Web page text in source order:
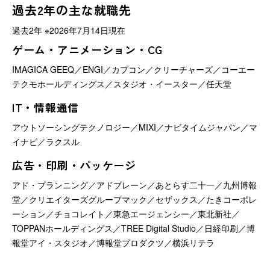
過去2年の主な就職先
過去2年 ※2026年7月14日現在
ゲーム・アニメーション・CG
IMAGICA GEEQ／ENGI／カプコン／クリーチャーズ／コーエー
テクモホールディングス／スタジオ・イースター／任天堂
IT・情報通信
アウトソーシングテクノロジー／MIXI／ナビタイムジャパン／マ
イナビ／ラクスル
広告・印刷・パッケージ
アド・プランニング／アドブレーン／あとらす二十一／九州博報
堂／クリエイターズグループマック／セザックス／たきコーポレ
ーション／チョコレイト／東急エージェンシー／東北新社／
TOPPANホールディングス／TREE Digital Studio／日経印刷／博
報堂アイ・スタジオ／博報堂プロダクツ／横浜リテラ